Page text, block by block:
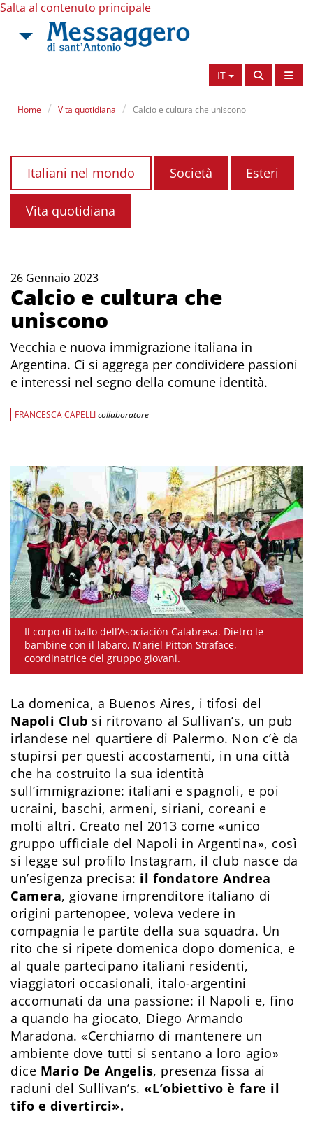
Salta al contenuto principale
IT
Home Vita quotidiana Calcio e cultura che uniscono
Italiani nel mondo Società Esteri
Vita quotidiana
26 Gennaio 2023
Calcio e cultura che
uniscono
Vecchia e nuova immigrazione italiana in
Argentina. Ci si aggrega per condividere passioni
e interessi nel segno della comune identità.
FRANCESCA CAPELLIcollaboratore
Il corpo di ballo dell’Asociación Calabresa. Dietro le
bambine con il labaro, Mariel Pitton Straface,
coordinatrice del gruppo giovani.
La domenica, a Buenos Aires, i tifosi del
Napoli Club si ritrovano al Sullivan’s, un pub
irlandese nel quartiere di Palermo. Non c’è da
stupirsi per questi accostamenti, in una città
che ha costruito la sua identità
sull’immigrazione: italiani e spagnoli, e poi
ucraini, baschi, armeni, siriani, coreani e
molti altri. Creato nel 2013 come «unico
gruppo ufficiale del Napoli in Argentina», così
si legge sul profilo Instagram, il club nasce da
un’esigenza precisa: il fondatore Andrea
Camera, giovane imprenditore italiano di
origini partenopee, voleva vedere in
compagnia le partite della sua squadra. Un
rito che si ripete domenica dopo domenica, e
al quale partecipano italiani residenti,
viaggiatori occasionali, italo-argentini
accomunati da una passione: il Napoli e, fino
a quando ha giocato, Diego Armando
Maradona. «Cerchiamo di mantenere un
ambiente dove tutti si sentano a loro agio»
dice Mario De Angelis, presenza fissa ai
raduni del Sullivan’s. «L’obiettivo è fare il
tifo e divertirci».